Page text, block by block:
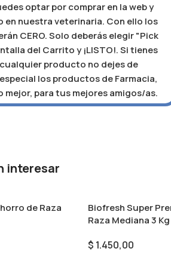
optar por comprar en la web y
en nuestra veterinaria. Con ello los
CERO. Solo deberás elegir "Pick
del Carrito y ¡LISTO!. Si tienes
producto no dejes de
los productos de Farmacia,
mejor, para tus mejores amigos/as.
interesar
de Raza
Biofresh Super
Raza Mediana 3 Kg
$ 1.450,00